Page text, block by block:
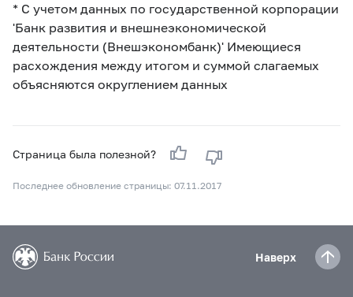
* С учетом данных по государственной корпорации
'Банк развития и внешнеэкономической
деятельности (Внешэкономбанк)' Имеющиеся
расхождения между итогом и суммой слагаемых
объясняются округлением данных
Страница была полезной?
Последнее обновление страницы: 07.11.2017
Наверх